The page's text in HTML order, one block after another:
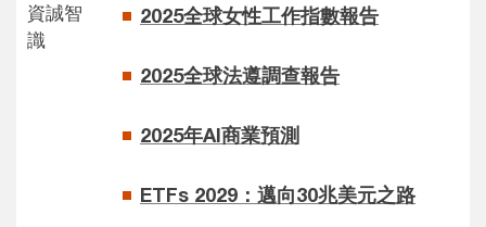
資誠智
識
2025全球女性工作指數報告​
2025全球法遵調查報告​
2025年AI商業預測​
ETFs 2029：邁向30兆美元之路​